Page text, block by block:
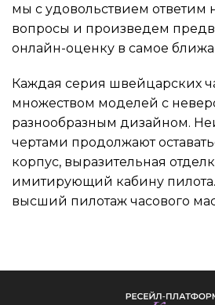
мы с удовольствием ответим
вопросы и произведем
онлайн-оценку в самое
Каждая серия швейцарских
множеством моделей с
разнообразным дизайном.
чертами продолжают
корпус, выразительная
имитирующий кабину
высший пилотаж часового